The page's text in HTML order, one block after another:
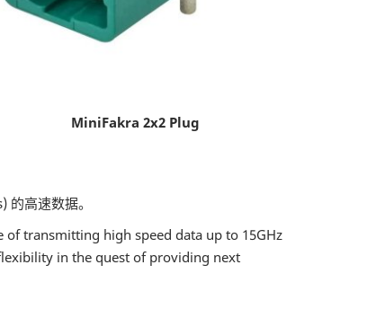
MiniFakra 2x2 Plug
高速数据。
transmitting high speed data up to 15GHz
in the quest of providing next